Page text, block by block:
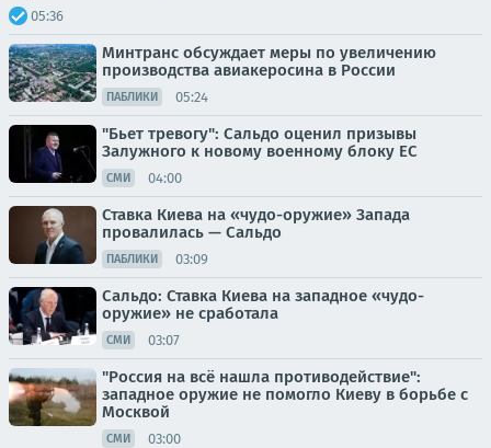
05:36
Минтранс обсуждает меры по увеличению
производства авиакеросина в России
ПАБЛИКИ 05:24
"Бьет тревогу": Сальдо оценил призывы
Залужного к новому военному блоку ЕС
СМИ 04:00
Ставка Киева на «чудо-оружие» Запада
провалилась — Сальдо
ПАБЛИКИ 03:09
Сальдо: Ставка Киева на западное «чудо-
оружие» не сработала
СМИ 03:07
"Россия на всё нашла противодействие":
западное оружие не помогло Киеву в борьбе с
Москвой
СМИ 03:00